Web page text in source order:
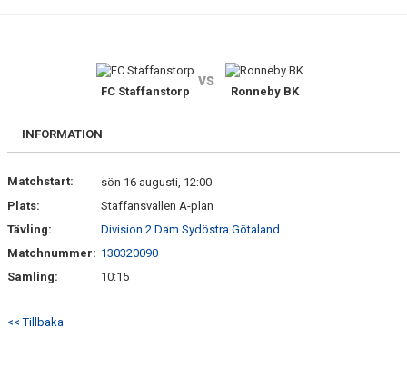
DOKUMENT
FC Staffanstorp
vs
Ronneby BK
INFORMATION
Matchstart:
sön 16 augusti, 12:00
Plats:
Staffansvallen A-plan
Tävling:
Division 2 Dam Sydöstra Götaland
Matchnummer: 130320090
Samling:
10:15
<< Tillbaka